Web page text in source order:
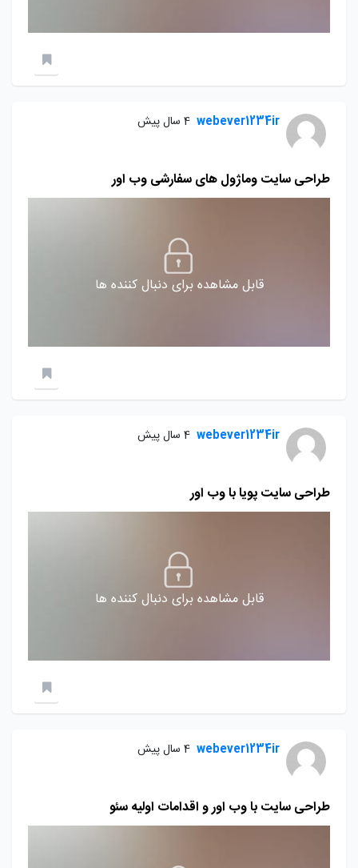
webever1234ir 4 سال پیش
طراحی سایت وماژول های سفارشی وب اور
قابل مشاهده برای دنبال کننده ها
webever1234ir 4 سال پیش
طراحی سایت پویا با وب اور
قابل مشاهده برای دنبال کننده ها
webever1234ir 4 سال پیش
طراحی سایت با وب اور و اقدامات اولیه سئو